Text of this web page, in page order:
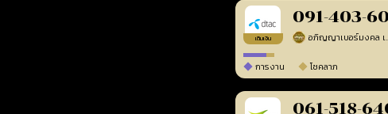
เติมเงิน
091-403-
อภิญญาเบอร์ม
การงาน โชคลาภ
061-518-